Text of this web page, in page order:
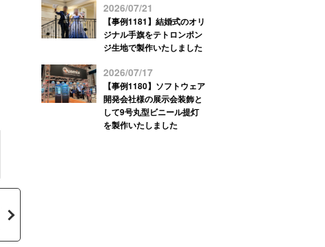
2026/07/21
【事例1181】結婚式のオリ
ジナル手旗をテトロンポン
ジ生地で製作いたしました
2026/07/17
【事例1180】ソフトウェア
開発会社様の展示会装飾と
して9号丸型ビニール提灯
を製作いたしました